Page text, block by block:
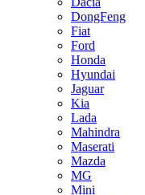
DongFeng
Fiat
Ford
Honda
Hyundai
Jaguar
Kia
Lada
Mahindra
Maserati
Mazda
MG
Mini